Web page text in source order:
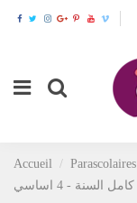
Accueil Parascolaires
- 4 اساسي